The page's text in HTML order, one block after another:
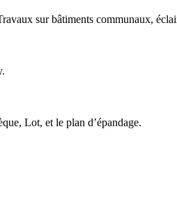
sur bâtiments communaux,
Lot, et le plan d’épandage.